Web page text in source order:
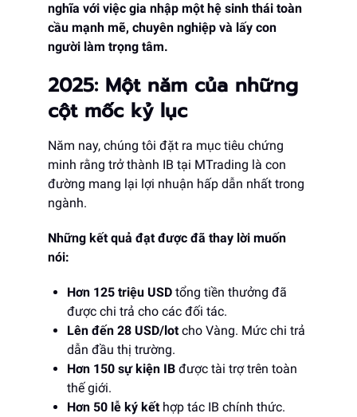
nghĩa với việc gia nhập một hệ sinh thái toàn
cầu mạnh mẽ, chuyên nghiệp và lấy con
người làm trọng tâm.
2025: Một năm của những
cột mốc kỷ lục
Năm nay, chúng tôi đặt ra mục tiêu chứng
minh rằng trở thành IB tại MTrading là con
đường mang lại lợi nhuận hấp dẫn nhất trong
ngành.
Những kết quả đạt được đã thay lời muốn
nói:
Hơn 125 triệu USD tổng tiền thưởng đã
được chi trả cho các đối tác.
Lên đến 28 USD/lotcho Vàng. Mức chi trả
dẫn đầu thị trường.
Hơn 150 sự kiện IB được tài trợ trên toàn
thế giới.
Hơn 50 lễ ký kếthợp tác IB chính thức.